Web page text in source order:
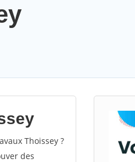
Thoissey ?
des